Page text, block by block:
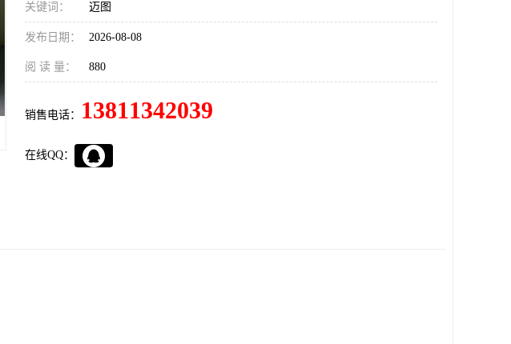
关键词： 迈图
发布日期： 2026-08-08
阅 读 量： 880
销售电话： 13811342039
在线QQ：